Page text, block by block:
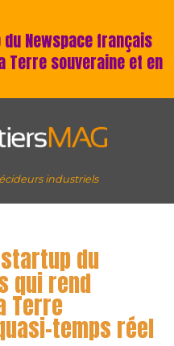
Newspace français
Terre souveraine et en
industriels
du
qui rend
Terre
temps réel